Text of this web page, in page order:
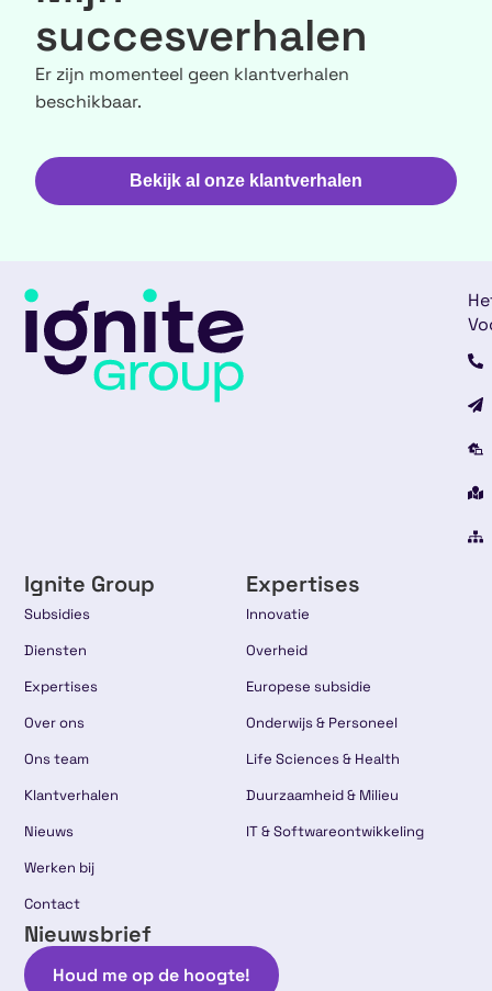
succesverhalen
Er zijn momenteel geen klantverhalen
beschikbaar.
Bekijk al onze klantverhalen
Ignite Group
Subsidies
Diensten
Expertises
Over ons
Ons team
Klantverhalen
Nieuws
Werken bij
Contact
Expertises
Innovatie
Overheid
Europese subsidie
Onderwijs & Personeel
Life Sciences & Health
Duurzaamheid & Milieu
IT & Softwareontwikkeling
Nieuwsbrief
Houd me op de hoogte!